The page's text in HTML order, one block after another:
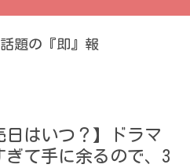
題の『即』報
日はいつ？】ドラマ
ぎて手に余るので、3